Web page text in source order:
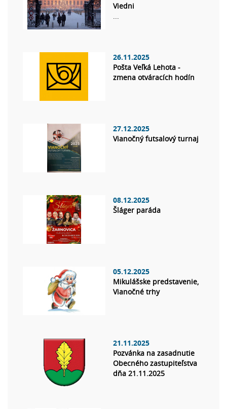
Viedni
...
26.11.2025
Pošta Veľká Lehota -
zmena otváracích hodín
27.12.2025
Vianočný futsalový turnaj
08.12.2025
Šláger paráda
05.12.2025
Mikulášske predstavenie,
Vianočné trhy
21.11.2025
Pozvánka na zasadnutie
Obecného zastupiteľstva
dňa 21.11.2025